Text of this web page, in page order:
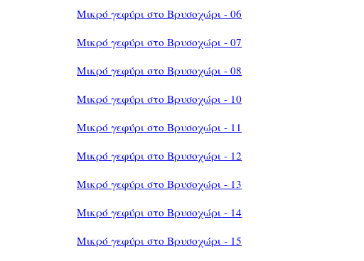
Μικρό γεφύρι στο Βρυσοχώρι - 06
Μικρό γεφύρι στο Βρυσοχώρι - 07
Μικρό γεφύρι στο Βρυσοχώρι - 08
Μικρό γεφύρι στο Βρυσοχώρι - 10
Μικρό γεφύρι στο Βρυσοχώρι - 11
Μικρό γεφύρι στο Βρυσοχώρι - 12
Μικρό γεφύρι στο Βρυσοχώρι - 13
Μικρό γεφύρι στο Βρυσοχώρι - 14
Μικρό γεφύρι στο Βρυσοχώρι - 15